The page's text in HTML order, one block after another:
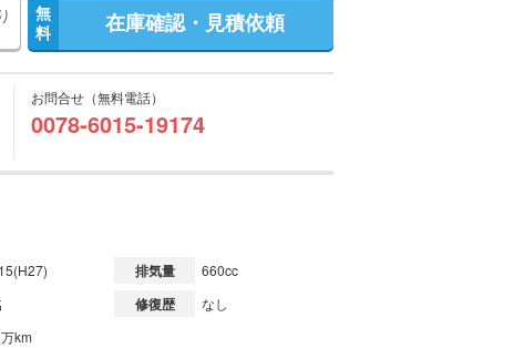
無
料
在庫確認・見積依頼
お問合せ（無料電話）
0078-6015-19174
(H27) 排気量 660cc
修復歴 なし
km